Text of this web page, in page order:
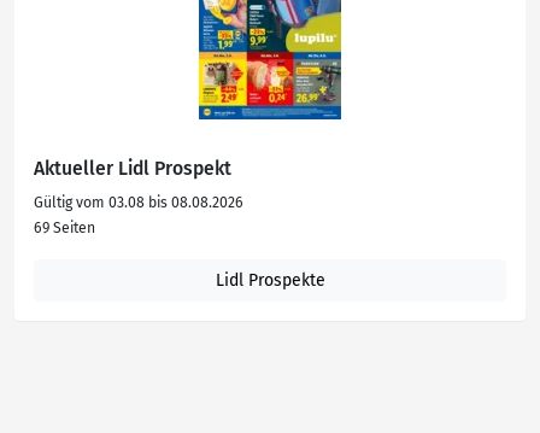
Aktueller Lidl Prospekt
Gültig vom 03.08 bis 08.08.2026
69 Seiten
Lidl Prospekte